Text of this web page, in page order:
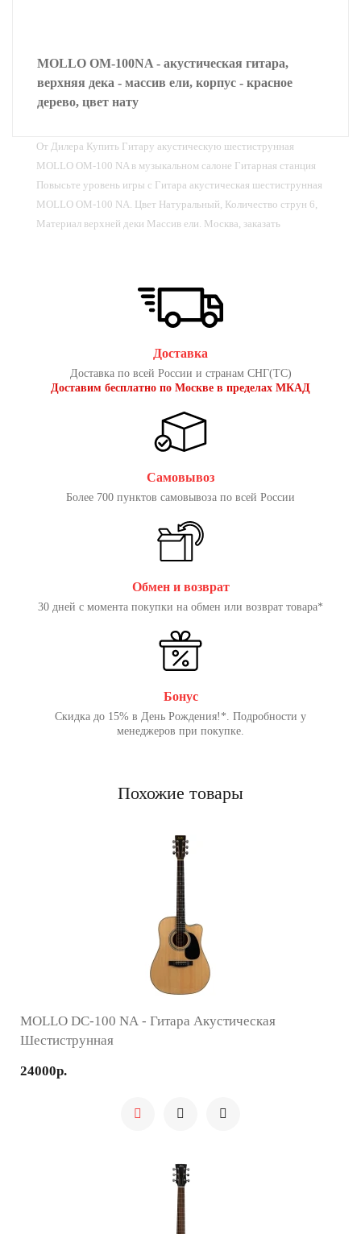
MOLLO OM-100NA - акустическая гитара,
верхняя дека - массив ели, корпус - красное
дерево, цвет нату
От Дилера Купить Гитару акустическую шестиструнная
MOLLO OM-100 NA в музыкальном салоне Гитарная станция
Повысьте уровень игры с Гитара акустическая шестиструнная
MOLLO OM-100 NA. Цвет Натуральный, Количество струн 6,
Материал верхней деки Массив ели. Москва, заказать
Доставка
Доставка по всей России и странам СНГ(ТС)
Доставим бесплатно по Москве в пределах МКАД
Самовывоз
Более 700 пунктов самовывоза по всей России
Обмен и возврат
30 дней с момента покупки на обмен или возврат товара*
Бонус
Скидка до 15% в День Рождения!*. Подробности у
менеджеров при покупке.
Похожие товары
MOLLO DC-100 NA - Гитара Акустическая
Шестиструнная
24000р.